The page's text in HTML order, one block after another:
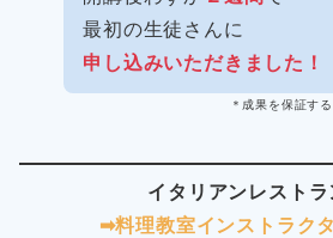
最初の生徒さんに
申し込みいただきました！
＊成果を保証するもので
イタリアンレスト
➡︎料理教室インストラク